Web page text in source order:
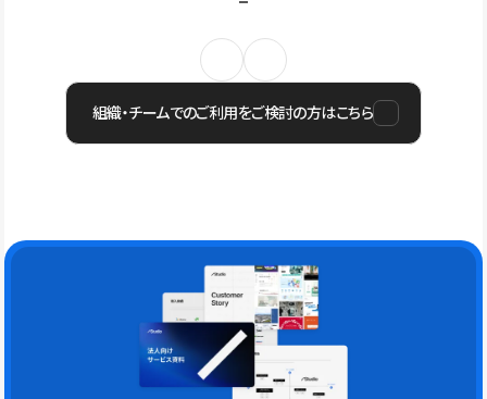
組織・チームでのご利用をご検討の方はこちら